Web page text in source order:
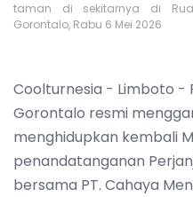
taman di sekitarnya di
Gorontalo, Rabu 6 Mei 2026
Coolturnesia - Limboto -
Gorontalo resmi
menghidupkan kembali
penandatanganan
bersama PT. Cahaya